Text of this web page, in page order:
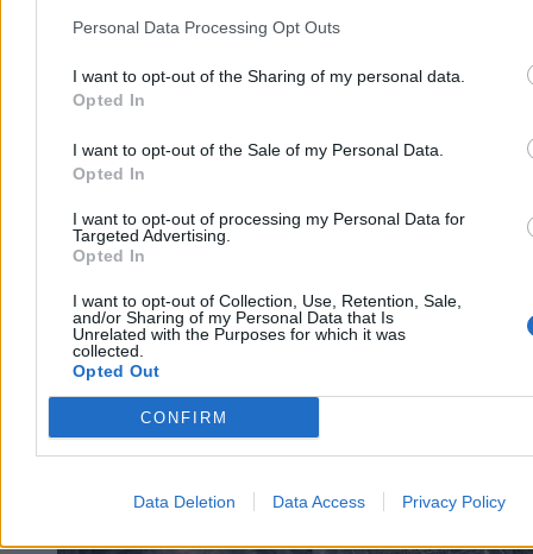
Personal Data Processing Opt Outs
I want to opt-out of the Sharing of my personal data.
Opted In
I want to opt-out of the Sale of my Personal Data.
Opted In
I want to opt-out of processing my Personal Data for
Targeted Advertising.
Opted In
I want to opt-out of Collection, Use, Retention, Sale,
and/or Sharing of my Personal Data that Is
Unrelated with the Purposes for which it was
collected.
Opted Out
CONFIRM
Data Deletion Data Access Privacy Policy
stacjach – i to już w najbliższych dniach.
Dzisiaj 14:19
Reklama